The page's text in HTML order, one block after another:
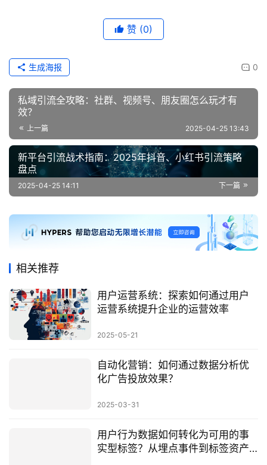
赞 (0)
0
生成海报
私域引流全攻略：社群、视频号、朋友圈怎么玩才有
效？
上一篇 2025-04-25 13:43
新平台引流战术指南：2025年抖音、小红书引流策略
盘点
下一篇
2025-04-25 14:11
相关推荐
用户运营系统：探索如何通过用户
运营系统提升企业的运营效率
2025-05-21
自动化营销：如何通过数据分析优
化广告投放效果？
2025-03-31
用户行为数据如何转化为可用的事
实型标签？从埋点事件到标签资产